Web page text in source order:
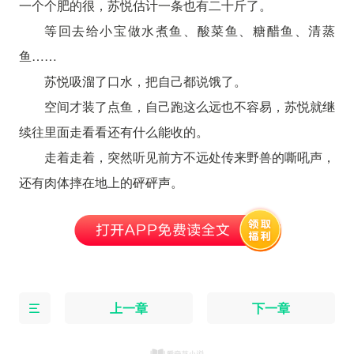
一个个肥的很，苏悦估计一条也有二十斤了。
等回去给小宝做水煮鱼、酸菜鱼、糖醋鱼、清蒸
鱼……
苏悦吸溜了口水，把自己都说饿了。
空间才装了点鱼，自己跑这么远也不容易，苏悦就继
续往里面走看看还有什么能收的。
走着走着，突然听见前方不远处传来野兽的嘶吼声，
还有肉体摔在地上的砰砰声。
上一章 下一章